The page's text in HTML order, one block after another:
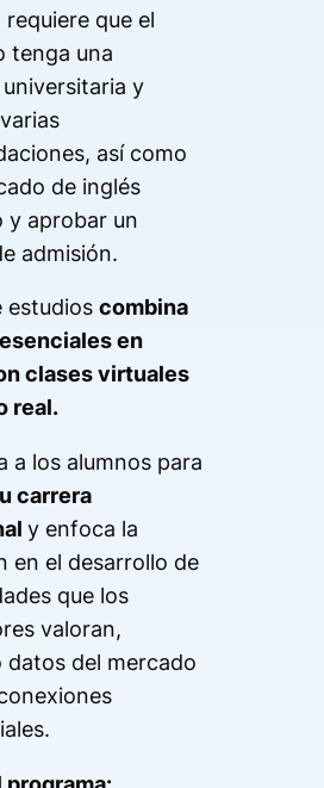
requiere que el
tenga una
y
así como
de inglés
y aprobar un
admisión.
estudios combina
en
clases virtuales
real.
a los alumnos para
carrera
y enfoca la
en el desarrollo de
que los
valoran,
datos del mercado